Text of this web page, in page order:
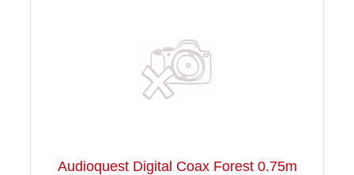
Audioquest Digital Coax Forest 0.75m